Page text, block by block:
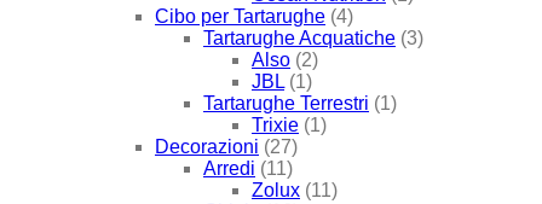
Cibo per Tartarughe (4)
Tartarughe Acquatiche (3)
Also (2)
JBL (1)
Tartarughe Terrestri (1)
Trixie (1)
Decorazioni (27)
Arredi (11)
Zolux (11)